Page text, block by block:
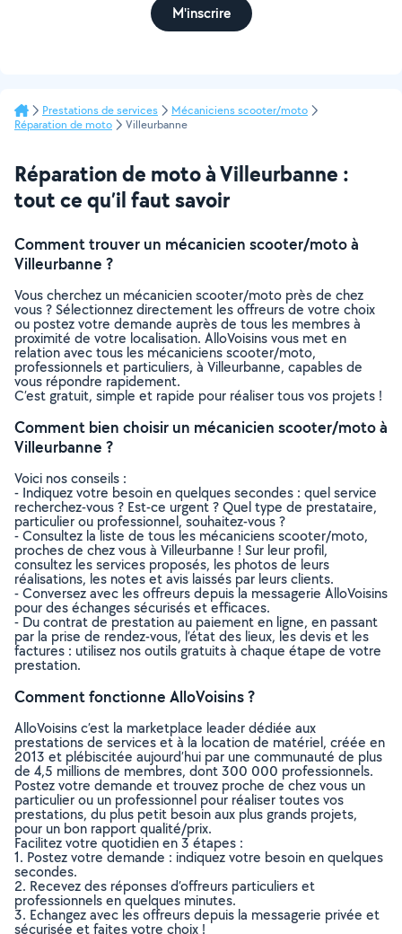
M'inscrire
Prestations de services
Mécaniciens scooter/moto
Réparation de moto
Villeurbanne
Réparation de moto à Villeurbanne :
tout ce qu’il faut savoir
Comment trouver un mécanicien scooter/moto à
Villeurbanne ?
Vous cherchez un mécanicien scooter/moto près de chez
vous ? Sélectionnez directement les offreurs de votre choix
ou postez votre demande auprès de tous les membres à
proximité de votre localisation. AlloVoisins vous met en
relation avec tous les mécaniciens scooter/moto,
professionnels et particuliers, à Villeurbanne, capables de
vous répondre rapidement.
C’est gratuit, simple et rapide pour réaliser tous vos projets !
Comment bien choisir un mécanicien scooter/moto à
Villeurbanne ?
Voici nos conseils :
- Indiquez votre besoin en quelques secondes : quel service
recherchez-vous ? Est-ce urgent ? Quel type de prestataire,
particulier ou professionnel, souhaitez-vous ?
- Consultez la liste de tous les mécaniciens scooter/moto,
proches de chez vous à Villeurbanne ! Sur leur profil,
consultez les services proposés, les photos de leurs
réalisations, les notes et avis laissés par leurs clients.
- Conversez avec les offreurs depuis la messagerie AlloVoisins
pour des échanges sécurisés et efficaces.
- Du contrat de prestation au paiement en ligne, en passant
par la prise de rendez-vous, l’état des lieux, les devis et les
factures : utilisez nos outils gratuits à chaque étape de votre
prestation.
Comment fonctionne AlloVoisins ?
AlloVoisins c’est la marketplace leader dédiée aux
prestations de services et à la location de matériel, créée en
2013 et plébiscitée aujourd’hui par une communauté de plus
de 4,5 millions de membres, dont 300 000 professionnels.
Postez votre demande et trouvez proche de chez vous un
particulier ou un professionnel pour réaliser toutes vos
prestations, du plus petit besoin aux plus grands projets,
pour un bon rapport qualité/prix.
Facilitez votre quotidien en 3 étapes :
1. Postez votre demande : indiquez votre besoin en quelques
secondes.
2. Recevez des réponses d’offreurs particuliers et
professionnels en quelques minutes.
3. Echangez avec les offreurs depuis la messagerie privée et
sécurisée et faites votre choix !